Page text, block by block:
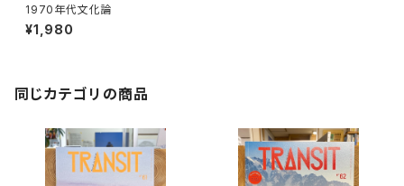
1970年代文化論
¥1,980
同じカテゴリの商品